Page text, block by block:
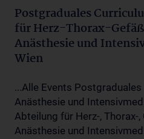
Postgraduales
für Herz-Thorax-
Anästhesie und
Wien
...Alle Events
Anästhesie und
Abteilung für Herz-, Thorax-
Anästhesie und